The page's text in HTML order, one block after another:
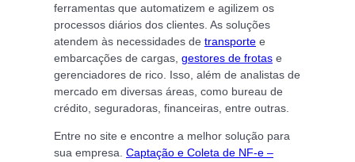
ferramentas que automatizem e agilizem os
processos diários dos clientes. As soluções
atendem às necessidades de transporte e
embarcações de cargas, gestores de frotas e
gerenciadores de rico. Isso, além de analistas de
mercado em diversas áreas, como bureau de
crédito, seguradoras, financeiras, entre outras.
Entre no site e encontre a melhor solução para
sua empresa. Captação e Coleta de NF-e –